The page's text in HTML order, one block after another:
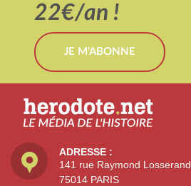
22€/an !
JE M'ABONNE
ADRESSE :
141 rue Raymond Losserand
75014 PARIS